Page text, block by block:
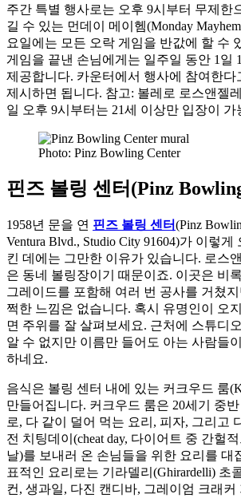
주간 특별 행사로는 오후 9시부터 무제한
길 수 있는 먼데이 메이헴(Monday
요일에는 모든 오락 게임을 반값에 할 수
게임을 끝낸 손님에게는 일주일 동안 1일
제공합니다. 카운터에서 행사에 참여한다
제시하면 됩니다. 참고: 볼레로 로스앤젤
일 오후 9시부터는 21세 이상만 입장이 가
Photo: Pinz Bowling Center
핀즈 볼링 센터(Pinz
1958년 문을 연 핀즈 볼링 센터(Pinz
Ventura Blvd., Studio City 91604)가 이렇게
킨 데에는 그만한 이유가 있습니다. 로스
은 동네 볼링장이기 때문이죠. 이곳은 비
그레이드를 포함해 여러 번 공사를 거쳤
쩍한 느낌은 없습니다. 혹시 유명인이 오
면 주위를 잘 살펴보세요. 근처에 스튜디
알 수 없지만 이름만 들어도 아는 사람들
하네요.
음식은 볼링 센터 내에 있는 커크우드 룸
만들어집니다. 커크우드 룸은 20세기 중
로, 다 같이 덜어 먹는 요리, 피자, 그리고
전 치팅데이(cheat day, 다이어트 중 간헐
날)를 보내러 온 손님들을 위한 요리를 대
표적인 요리로는 기라델리(Ghirardelli) 초
컨, 생과일, 다진 캔디바, 그레이엄 크래